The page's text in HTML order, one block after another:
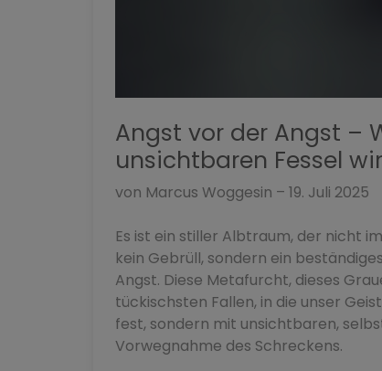
Angst vor der Angst –
unsichtbaren Fessel
von Marcus Woggesin – 19. Juli 2025
Es ist ein stiller Albtraum, der nicht
kein Gebrüll, sondern ein
Angst. Diese Metafurcht, dieses
tückischsten Fallen, in die unser
fest, sondern mit unsichtbaren,
Vorwegnahme des Schreckens.